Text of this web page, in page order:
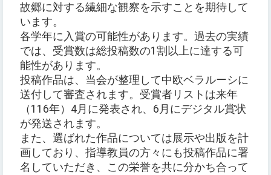
故郷に対する繊細な観察を示すことを期待して
います。
各学年に入賞の可能性があります。過去の実績
では、受賞数は総投稿数の1割以上に達する可
能性があります。
投稿作品は、当会が整理して中欧ベラルーシに
送付して審査されます。受賞者リストは来年
（116年）4月に発表され、6月にデジタル賞状
が発送されます。
また、選ばれた作品については展示や出版を計
画しており、指導教員の方々にも投稿作品に署
名していただき、この栄誉を共に分かち合って